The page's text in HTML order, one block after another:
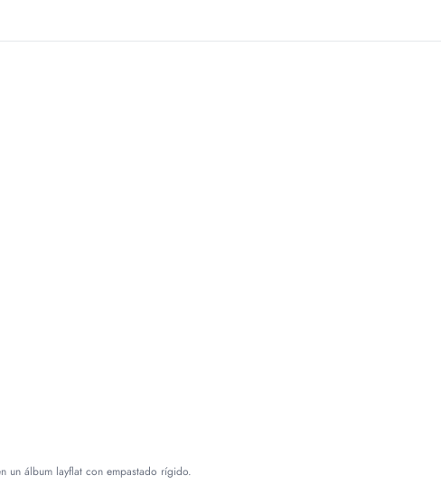
un álbum layflat con empastado rígido.